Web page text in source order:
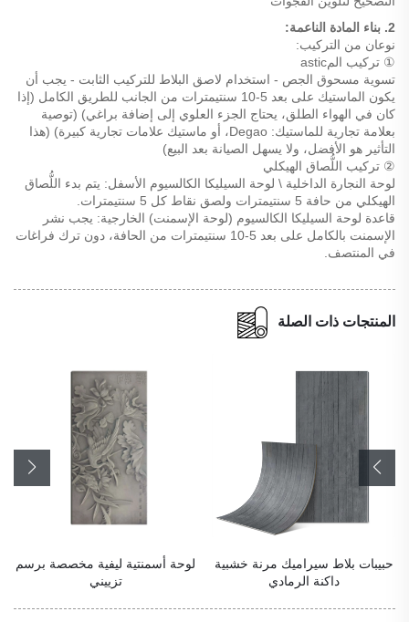
2. بناء المادة الناعمة:
نوعان من التركيب:
① تركيب المastic
تسوية مسحوق الجص - استخدام لاصق البلاط للتركيب الثابت - يجب أن
يكون الماستيك على بعد 5-10 سنتيمترات من الجانب للطريق الكامل (إذا
كان في الهواء الطلق، يحتاج الجزء العلوي إلى إضافة براغي) (توصية
بعلامة تجارية للماستيك: Degao، أو ماستيك علامات تجارية كبيرة) (هذا
التأثير هو الأفضل، ولا يسهل الصيانة بعد البيع)
② تركيب اللُّصاق الهيكلي
لوحة النجارة الداخلية \ لوحة السيليكا الكالسيوم الأسفل: يتم بدء اللُّصاق
الهيكلي من حافة 5 سنتيمترات ولصق نقاط كل 5 سنتيمترات.
قاعدة لوحة السيليكا الكالسيوم (لوحة الإسمنت) الخارجية: يجب نشر
الإسمنت بالكامل على بعد 5-10 سنتيمترات من الحافة، دون ترك فراغات
في المنتصف.
المنتجات ذات الصلة
حبيبات بلاط سيراميك مرنة خشبية
داكنة الرمادي
لوحة أسمنتية ليفية مخصصة برسم
تزييني